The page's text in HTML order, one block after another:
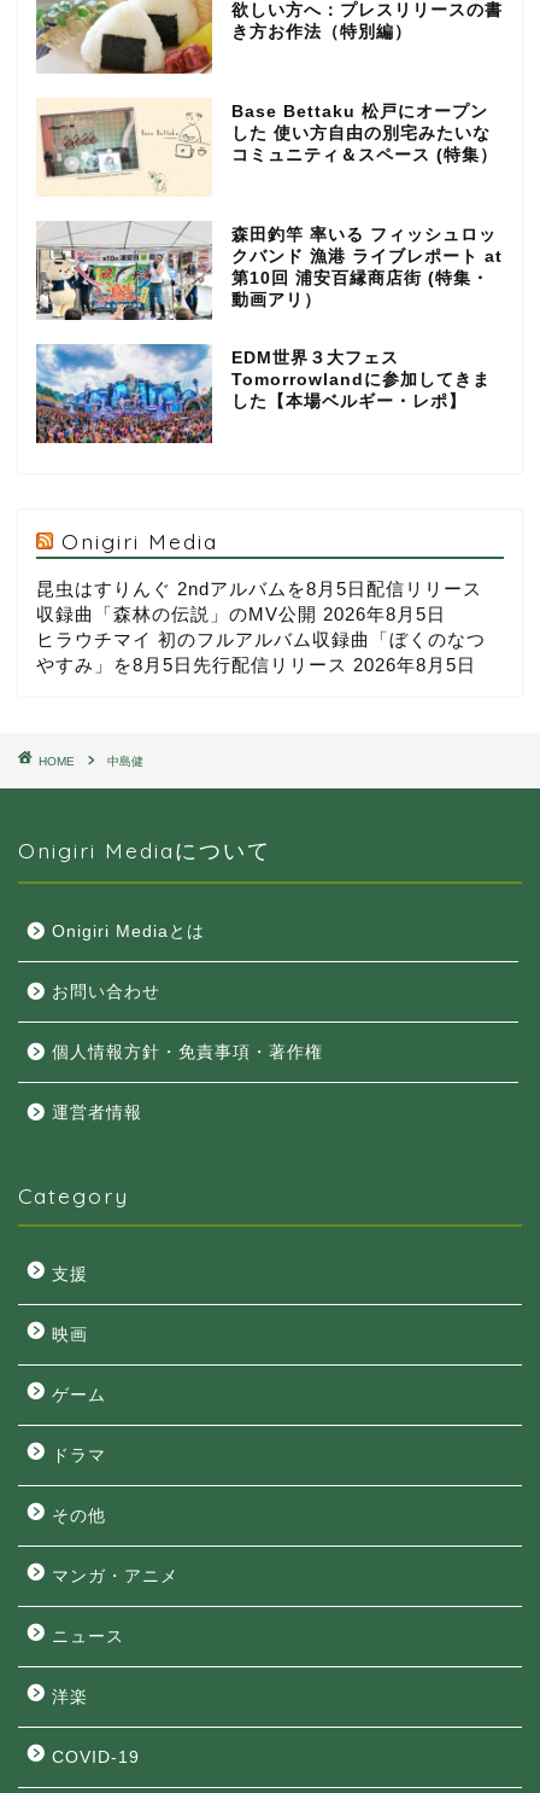
欲しい方へ：プレスリリースの書
き方お作法（特別編）
Base Bettaku 松戸にオープン
した 使い方自由の別宅みたいな
コミュニティ＆スペース (特集）
森田釣竿 率いる フィッシュロッ
クバンド 漁港 ライブレポート at
第10回 浦安百縁商店街 (特集・
動画アリ）
EDM世界３大フェス
Tomorrowlandに参加してきま
した【本場ベルギー・レポ】
Onigiri Media
昆虫はすりんぐ 2ndアルバムを8月5日配信リリース
収録曲「森林の伝説」のMV公開 2026年8月5日
ヒラウチマイ 初のフルアルバム収録曲「ぼくのなつ
やすみ」を8月5日先行配信リリース 2026年8月5日
HOME 中島健
Onigiri Mediaについて
Onigiri Mediaとは
お問い合わせ
個人情報方針・免責事項・著作権
運営者情報
Category
支援
映画
ゲーム
ドラマ
その他
マンガ・アニメ
ニュース
洋楽
COVID-19